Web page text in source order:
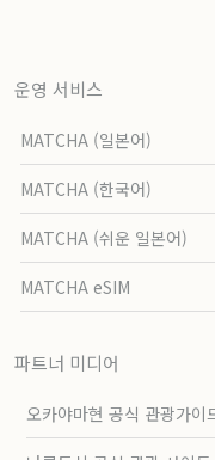
운영 서비스
MATCHA (일본어)
MATCHA (한국어)
MATCHA (쉬운 일본어)
MATCHA eSIM
파트너 미디어
오카야마현 공식 관광가이